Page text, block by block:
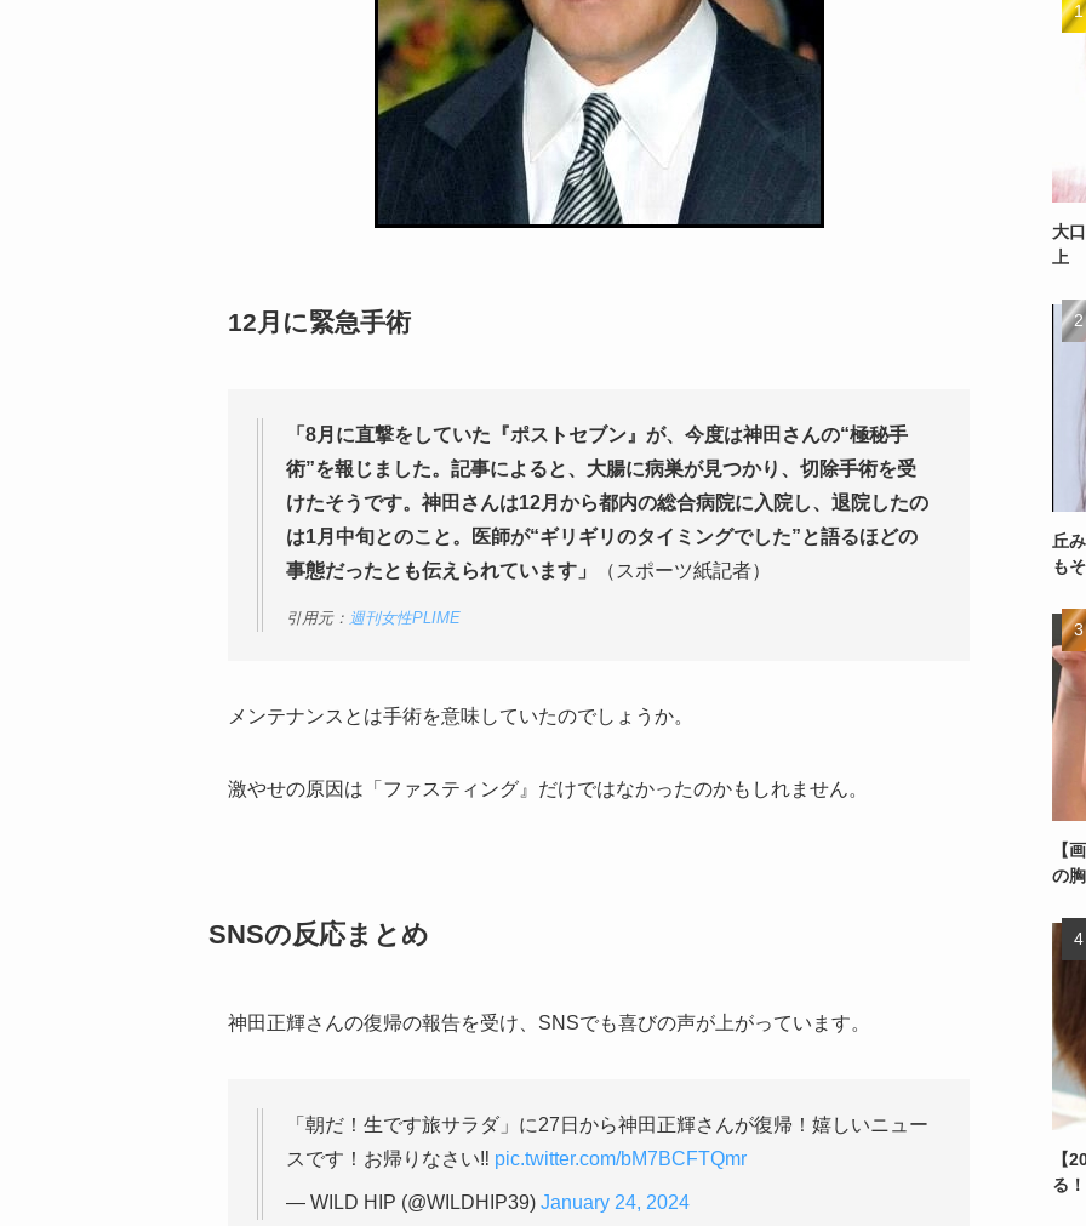
12月に緊急手術
「8月に直撃をしていた『ポストセブン』が、今度は神田さんの“極秘手
術”を報じました。記事によると、大腸に病巣が見つかり、切除手術を受
けたそうです。神田さんは12月から都内の総合病院に入院し、退院したの
は1月中旬とのこと。医師が“ギリギリのタイミングでした”と語るほどの
事態だったとも伝えられています」
（スポーツ紙記者）
引用元： 週刊女性PLIME
メンテナンスとは手術を意味していたのでしょうか。
激やせの原因は「ファスティング』だけではなかったのかもしれません。
SNSの反応まとめ
神田正輝さんの復帰の報告を受け、SNSでも喜びの声が上がっています。
「朝だ！生です旅サラダ」に27日から神田正輝さんが復帰！嬉しいニュー
スです！お帰りなさい‼︎ pic.twitter.com/bM7BCFTQmr
— WILD HIP (@WILDHIP39) January 24, 2024
大
上
丘
も
【
の
【
る